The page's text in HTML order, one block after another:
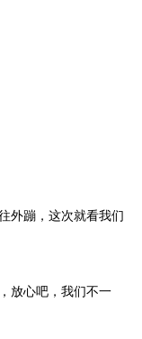
外蹦，这次就看我们
放心吧，我们不一